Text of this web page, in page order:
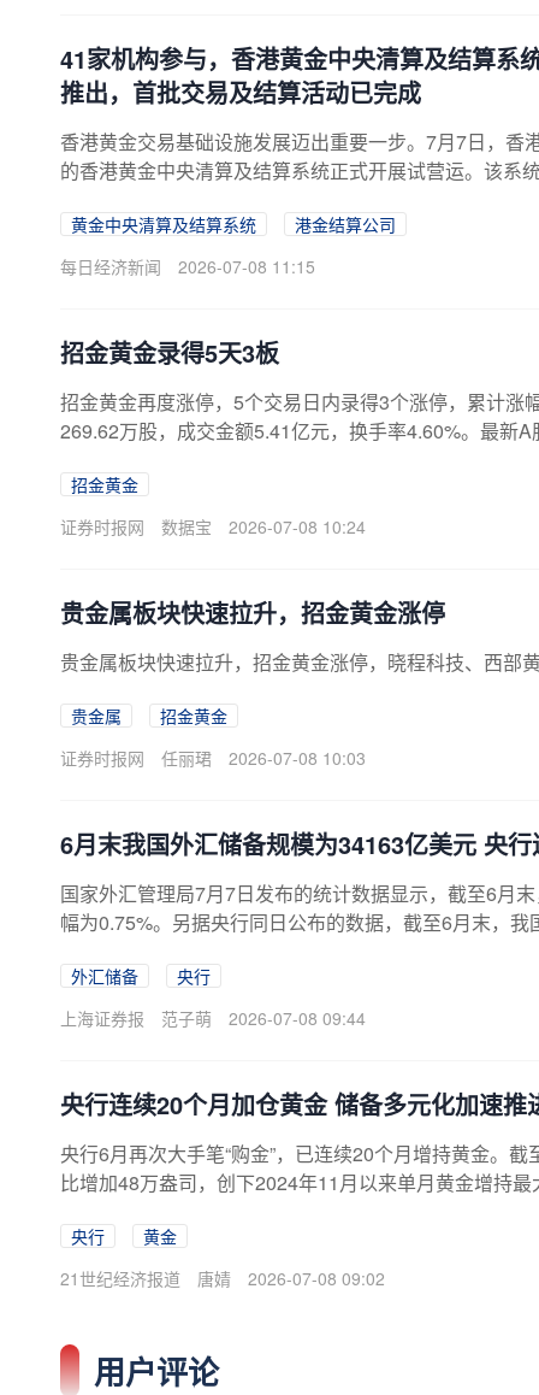
41家机构参与，香港黄金中央清算及结算系
推出，首批交易及结算活动已完成
香港黄金交易基础设施发展迈出重要一步。7月7日，香
的香港黄金中央清算及结算系统正式开展试营运。该系
算及结算服务。此外，一系列配套措施也同步推出。从
包括银行、证券公司、矿业公司等41家机构。《每日经
黄金中央清算及结算系统
港金结算公司
每日经济新闻
2026-07-08 11:15
招金黄金录得5天3板
招金黄金再度涨停，5个交易日内录得3个涨停，累计
269.62万股，成交金额5.41亿元，换手率4.60%。最新
股通累计净卖出2029.51万元，营业部席位合计净买入
8
招金黄金
证券时报网
数据宝 2026-07-08 10:24
贵金属板块快速拉升，招金黄金涨停
贵金属板块快速拉升，招金黄金涨停，晓程科技、西部
贵金属
招金黄金
证券时报网
任丽珺 2026-07-08 10:03
6月末我国外汇储备规模为34163亿美元 央
国家外汇管理局7月7日发布的统计数据显示，截至6月
幅为0.75%。另据央行同日公布的数据，截至6月末，
涛对上海证券报记者表示，这主要反映了在美国货币政
变化带来的负估值效应。回顾6月，美元指数延续升势
外汇储备
央行
上海证券报
范子萌 2026-07-08 09:44
央行连续20个月加仓黄金 储备多元化加速推
央行6月再次大手笔“购金”，已连续20个月增持黄金。
比增加48万盎司，创下2024年11月以来单月黄金增持
者，中国连续20个月增持黄金，体现了在外储结构中提
的背景下，官方更重视储备资产的安全性
央行
黄金
21世纪经济报道
唐婧 2026-07-08 09:02
用户评论